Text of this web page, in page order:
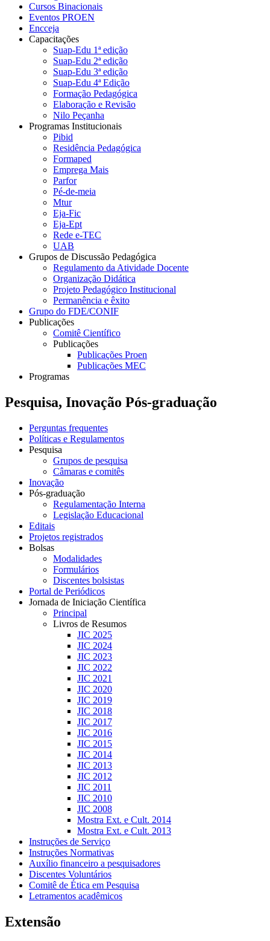
Cursos Binacionais
Eventos PROEN
Encceja
Capacitações
Suap-Edu 1ª edição
Suap-Edu 2ª edição
Suap-Edu 3ª edição
Suap-Edu 4ª Edição
Formação Pedagógica
Elaboração e Revisão
Nilo Peçanha
Programas Institucionais
Pibid
Residência Pedagógica
Formaped
Emprega Mais
Parfor
Pé-de-meia
Mtur
Eja-Fic
Eja-Ept
Rede e-TEC
UAB
Grupos de Discussão Pedagógica
Regulamento da Atividade Docente
Organização Didática
Projeto Pedagógico Institucional
Permanência e êxito
Grupo do FDE/CONIF
Publicações
Comitê Científico
Publicações
Publicações Proen
Publicações MEC
Programas
Pesquisa, Inovação Pós-graduação
Perguntas frequentes
Políticas e Regulamentos
Pesquisa
Grupos de pesquisa
Câmaras e comitês
Inovação
Pós-graduação
Regulamentação Interna
Legislação Educacional
Editais
Projetos registrados
Bolsas
Modalidades
Formulários
Discentes bolsistas
Portal de Periódicos
Jornada de Iniciação Científica
Principal
Livros de Resumos
JIC 2025
JIC 2024
JIC 2023
JIC 2022
JIC 2021
JIC 2020
JIC 2019
JIC 2018
JIC 2017
JIC 2016
JIC 2015
JIC 2014
JIC 2013
JIC 2012
JIC 2011
JIC 2010
JIC 2008
Mostra Ext. e Cult. 2014
Mostra Ext. e Cult. 2013
Instruções de Serviço
Instruções Normativas
Auxílio financeiro a pesquisadores
Discentes Voluntários
Comitê de Ética em Pesquisa
Letramentos acadêmicos
Extensão